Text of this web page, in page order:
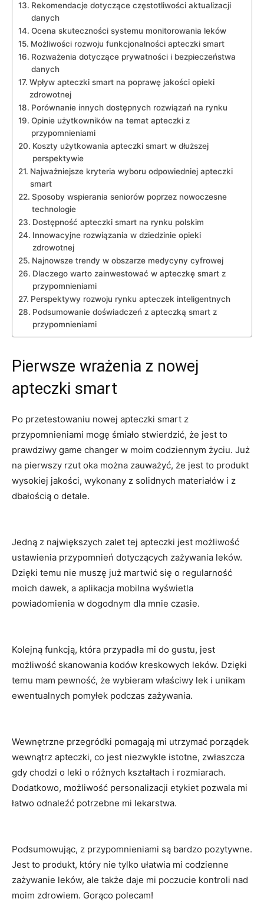
Rekomendacje dotyczące częstotliwości aktualizacji
danych
Ocena skuteczności systemu monitorowania leków
Możliwości rozwoju funkcjonalności ⁤apteczki smart
Rozważenia dotyczące‌ prywatności i ‍bezpieczeństwa
danych
Wpływ apteczki smart na poprawę jakości ‍opieki
zdrowotnej
Porównanie innych dostępnych rozwiązań​ na rynku
Opinie ⁢użytkowników na temat ‌apteczki z
przypomnieniami
Koszty użytkowania apteczki ‍smart w dłuższej
perspektywie
Najważniejsze kryteria wyboru odpowiedniej apteczki
⁣smart
Sposoby wspierania seniorów poprzez nowoczesne
technologie
Dostępność apteczki smart na rynku polskim
Innowacyjne rozwiązania ⁢w dziedzinie opieki
⁢zdrowotnej
Najnowsze trendy ‍w obszarze medycyny cyfrowej
Dlaczego warto zainwestować w‍ apteczkę smart z
przypomnieniami
Perspektywy⁣ rozwoju⁤ rynku apteczek inteligentnych
Podsumowanie doświadczeń z‌ apteczką ‌smart​ z
przypomnieniami
Pierwsze ⁣wrażenia z nowej
apteczki‍ smart
Po przetestowaniu nowej apteczki ​smart z
przypomnieniami ​mogę ⁤śmiało⁤ stwierdzić, że jest to
prawdziwy game changer w moim⁤ codziennym życiu. Już
na pierwszy rzut oka można ​zauważyć, że jest to produkt
wysokiej jakości, wykonany z solidnych materiałów ⁢i z
dbałością o detale.
Jedną z największych zalet tej apteczki jest możliwość
ustawienia przypomnień dotyczących zażywania leków.
Dzięki temu‍ nie muszę już martwić się o regularność
moich ‌dawek,​ a aplikacja ‍mobilna ​wyświetla
powiadomienia w dogodnym‌ dla⁤ mnie ‌czasie.
Kolejną funkcją, która przypadła mi ‌do​ gustu, jest
możliwość ‌skanowania‌ kodów kreskowych leków. Dzięki
temu mam pewność, że⁢ wybieram ⁣właściwy lek i ​unikam
ewentualnych⁣ pomyłek podczas zażywania.
Wewnętrzne ⁣przegródki​ pomagają mi utrzymać⁤ porządek
wewnątrz apteczki, ‍co ‌jest niezwykle istotne, zwłaszcza​
gdy‍ chodzi o‌ leki o różnych kształtach i rozmiarach.
Dodatkowo,‌ możliwość personalizacji etykiet pozwala ​mi ​
łatwo odnaleźć potrzebne mi ‌lekarstwa.
Podsumowując, z⁣ przypomnieniami są bardzo pozytywne.⁢
Jest to produkt, który ‍nie tylko ułatwia​ mi codzienne
zażywanie leków, ale ⁣także daje mi poczucie kontroli nad
moim zdrowiem. Gorąco‍ polecam!